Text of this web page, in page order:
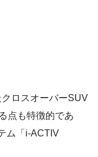
クロスオーバーSUV
点も特徴的であ
ム「i-ACTIV